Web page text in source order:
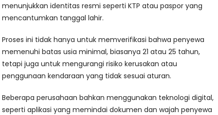
menunjukkan identitas resmi seperti KTP atau paspor yang
mencantumkan tanggal lahir.
Proses ini tidak hanya untuk memverifikasi bahwa penyewa
memenuhi batas usia minimal, biasanya 21 atau 25 tahun,
tetapi juga untuk mengurangi risiko kerusakan atau
penggunaan kendaraan yang tidak sesuai aturan.
Beberapa perusahaan bahkan menggunakan teknologi digital,
seperti aplikasi yang memindai dokumen dan wajah penyewa